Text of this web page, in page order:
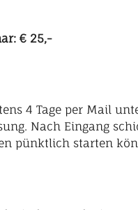
€ 25,-
4 Tage per Mail
Nach Eingang
pünktlich starten